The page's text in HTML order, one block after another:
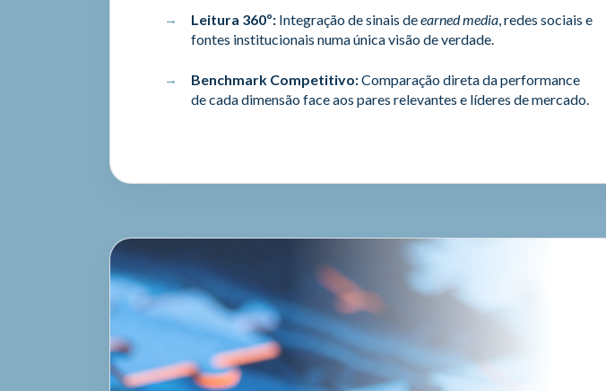
Leitura 360º: Integração de sinais deearned media, redes sociais e
fontes institucionais numa única visão de verdade.
Benchmark Competitivo:Comparação direta da performance
de cada dimensão face aos pares relevantes e líderes de mercado